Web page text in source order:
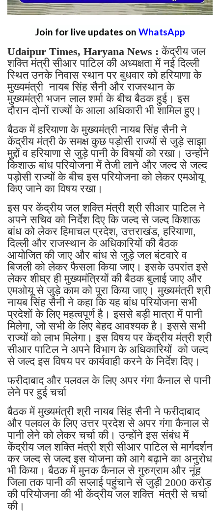
Join for live updates on WhatsApp
Udaipur Times, Haryana News :केंद्रीय जल
शक्ति मंत्री सीआर पाटिल की अध्यक्षता में नई दिल्ली
स्थित उनके निवास स्थान पर बुधवार को हरियाणा के
मुख्यमंत्री नायब सिंह सैनी और राजस्थान के
मुख्यमंत्री भजन लाल शर्मा के बीच बैठक हुई। इस
दौरान दोनों राज्यों के आला अधिकारी भी शामिल हुए।
बैठक में हरियाणा के मुख्यमंत्री नायब सिंह सैनी ने
केंद्रीय मंत्री के समक्ष कुछ पड़ोसी राज्यों से जुड़े साझा
मुद्दों व हरियाणा से जुड़े पानी के विषयों को रखा। उन्होंने
किशाऊ बांध परियोजना में तेजी लाने और जल्द से जल्द
पड़ोसी राज्यों के बीच इस परियोजना को लेकर एमओयू
किए जाने का विषय रखा।
इस पर केंद्रीय जल शक्ति मंत्री श्री सीआर पाटिल ने
अपने सचिव को निर्देश दिए कि जल्द से जल्द किशाऊ
बांध को लेकर हिमाचल प्रदेश, उत्तराखंड, हरियाणा,
दिल्ली और राजस्थान के अधिकारियों की बैठक
आयोजित की जाए और बांध से जुड़े जल बंटवारे व
बिजली को लेकर फैसला किया जाए। इसके उपरांत इसे
लेकर शीघ्र ही मुख्यमंत्रियों की बैठक बुलाई जाए और
एमओयू से जुड़े काम को पूरा किया जाए। मुख्यमंत्री श्री
नायब सिंह सैनी ने कहा कि यह बांध परियोजना सभी
प्रदेशों के लिए महत्वपूर्ण है। इससे बड़ी मात्रा में पानी
मिलेगा, जो सभी के लिए बेहद आवश्यक है। इससे सभी
राज्यों को लाभ मिलेगा। इस विषय पर केंद्रीय मंत्री श्री
सीआर पाटिल ने अपने विभाग के अधिकारियों को जल्द
से जल्द इस विषय पर कार्यवाही करने के निर्देश दिए।
फरीदाबाद और पलवल के लिए अपर गंगा कैनाल से पानी
लेने पर हुई चर्चा
बैठक में मुख्यमंत्री श्री नायब सिंह सैनी ने फरीदाबाद
और पलवल के लिए उत्तर प्रदेश से अपर गंगा कैनाल से
पानी लेने को लेकर चर्चा की। उन्होंने इस संबंध में
केंद्रीय जल शक्ति मंत्री श्री सीआर पाटिल से मार्गदर्शन
कर जल्द से जल्द इस योजना को आगे बढ़ाने का अनुरोध
भी किया। बैठक में मुनक कैनाल से गुरुग्राम और नूंह
जिला तक पानी की सप्लाई पहुंचाने से जुड़ी 2000 करोड़
की परियोजना की भी केंद्रीय जल शक्ति मंत्री से चर्चा
की।